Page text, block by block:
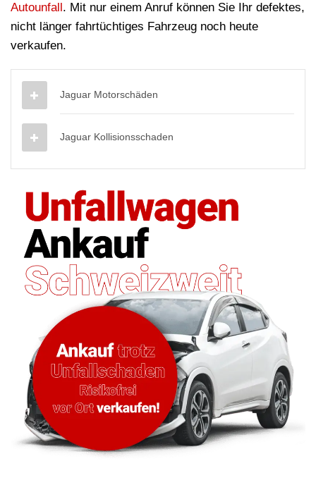
Autounfall. Mit nur einem Anruf können Sie Ihr defektes,
nicht länger fahrtüchtiges Fahrzeug noch heute
verkaufen.
Jaguar Motorschäden
Jaguar Kollisionsschaden